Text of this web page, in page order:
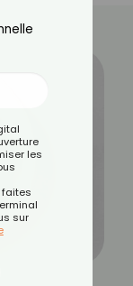
les
faites
sur